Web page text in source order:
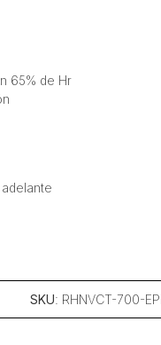
65% de Hr
SKU: RHNVCT-700-